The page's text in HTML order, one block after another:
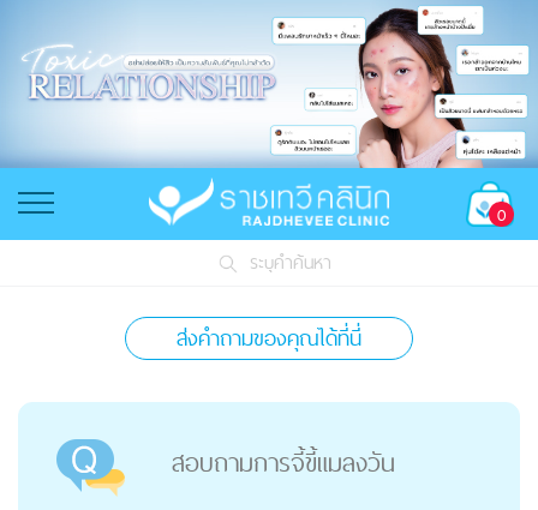
0
ระบุคำค้นหา
ส่งคำถามของคุณได้ที่นี่
สอบถามการจี้ขี้แมลงวัน